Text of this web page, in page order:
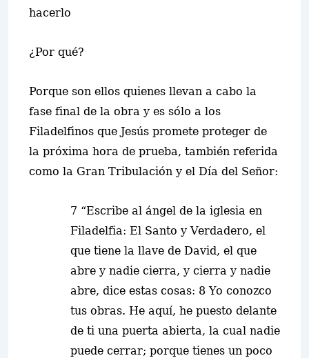
hacerlo
¿Por qué?
Porque son ellos quienes llevan a cabo la
fase final de la obra y es sólo a los
Filadelfinos que Jesús promete proteger de
la próxima hora de prueba, también referida
como la Gran Tribulación y el Día del Señor:
7 “Escribe al ángel de la iglesia en
Filadelfia: El Santo y Verdadero, el
que tiene la llave de David, el que
abre y nadie cierra, y cierra y nadie
abre, dice estas cosas: 8Yo conozco
tus obras. He aquí, he puesto delante
de ti una puerta abierta, la cual nadie
puede cerrar; porque tienes un poco